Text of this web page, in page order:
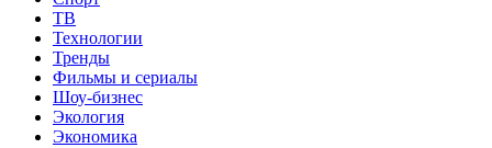
ТВ
Технологии
Тренды
Фильмы и сериалы
Шоу-бизнес
Экология
Экономика